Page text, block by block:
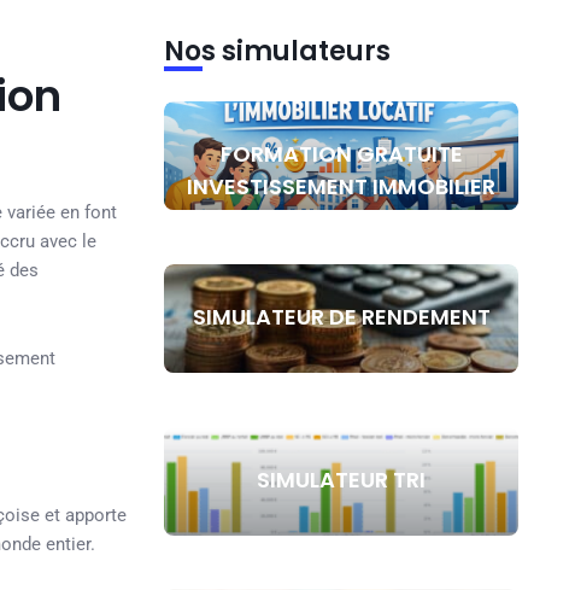
variée en font
avec le
des
et apporte
entier.
Nos simulateurs
FORMATION GRATUITE
INVESTISSEMENT IMMOBILIER
SIMULATEUR DE RENDEMENT
SIMULATEUR TRI